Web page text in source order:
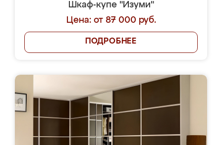
Шкаф-купе "Изуми"
Цена: от 87 000 руб.
ПОДРОБНЕЕ